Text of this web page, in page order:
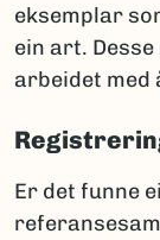
eksemplar
ein art.
arbeidet med
Er det funne